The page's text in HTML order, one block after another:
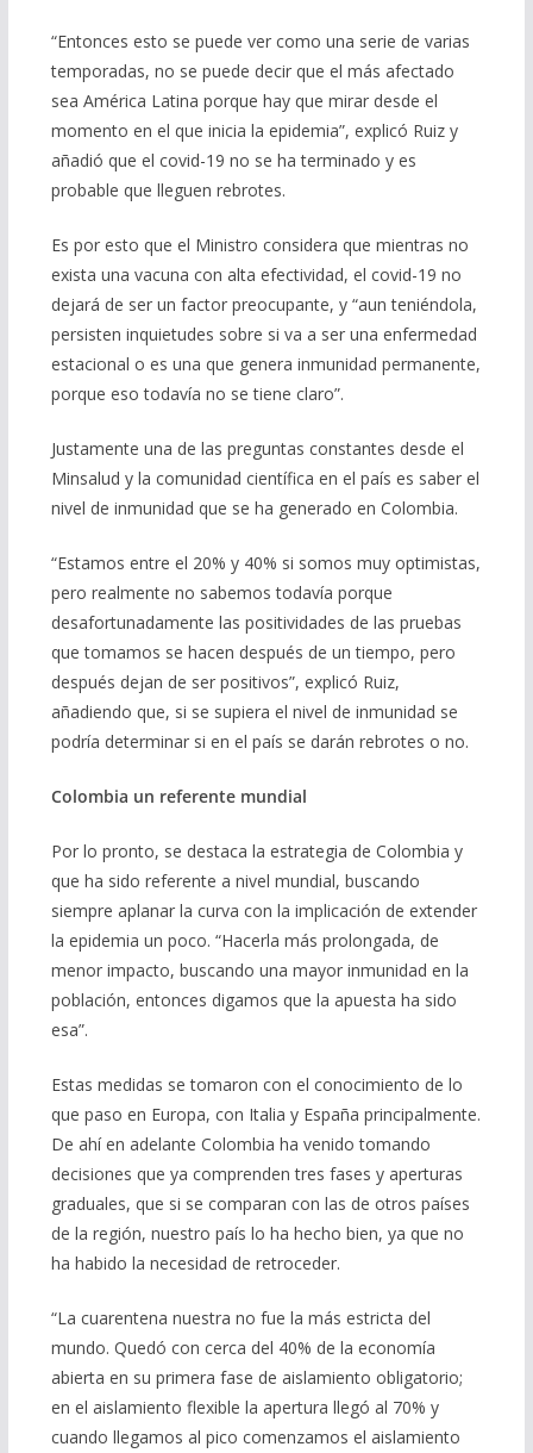
“Entonces esto se puede ver como una serie de varias
temporadas, no se puede decir que el más afectado
sea América Latina porque hay que mirar desde el
momento en el que inicia la epidemia”, explicó Ruiz y
añadió que el covid-19 no se ha terminado y es
probable que lleguen rebrotes.
Es por esto que el Ministro considera que mientras no
exista una vacuna con alta efectividad, el covid-19 no
dejará de ser un factor preocupante, y “aun teniéndola,
persisten inquietudes sobre si va a ser una enfermedad
estacional o es una que genera inmunidad permanente,
porque eso todavía no se tiene claro”.
Justamente una de las preguntas constantes desde el
Minsalud y la comunidad científica en el país es saber el
nivel de inmunidad que se ha generado en Colombia.
“Estamos entre el 20% y 40% si somos muy optimistas,
pero realmente no sabemos todavía porque
desafortunadamente las positividades de las pruebas
que tomamos se hacen después de un tiempo, pero
después dejan de ser positivos”, explicó Ruiz,
añadiendo que, si se supiera el nivel de inmunidad se
podría determinar si en el país se darán rebrotes o no.
Colombia un referente mundial
Por lo pronto, se destaca la estrategia de Colombia y
que ha sido referente a nivel mundial, buscando
siempre aplanar la curva con la implicación de extender
la epidemia un poco. “Hacerla más prolongada, de
menor impacto, buscando una mayor inmunidad en la
población, entonces digamos que la apuesta ha sido
esa”.
Estas medidas se tomaron con el conocimiento de lo
que paso en Europa, con Italia y España principalmente.
De ahí en adelante Colombia ha venido tomando
decisiones que ya comprenden tres fases y aperturas
graduales, que si se comparan con las de otros países
de la región, nuestro país lo ha hecho bien, ya que no
ha habido la necesidad de retroceder.
“La cuarentena nuestra no fue la más estricta del
mundo. Quedó con cerca del 40% de la economía
abierta en su primera fase de aislamiento obligatorio;
en el aislamiento flexible la apertura llegó al 70% y
cuando llegamos al pico comenzamos el aislamiento